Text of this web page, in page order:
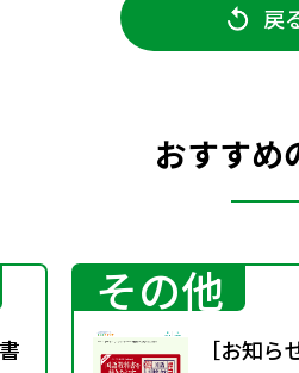
戻
おすすめ
その他
［お知